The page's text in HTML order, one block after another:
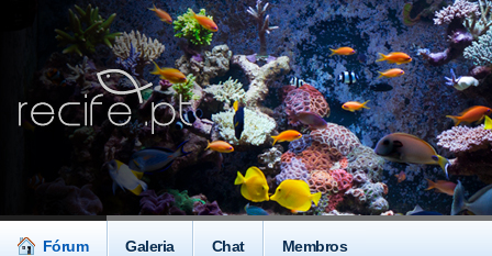
Fórum Galeria Chat Membros